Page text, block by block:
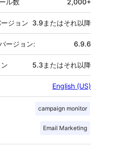
ジョン 3.9またはそれ以降
ージョン: 6.9.6
5.3またはそれ以降
English (US)
campaign monitor
Email Marketing